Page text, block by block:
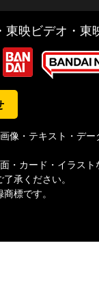
東映ビデオ・
像・テキスト・デ
・カード・イラス
承ください。
標です。